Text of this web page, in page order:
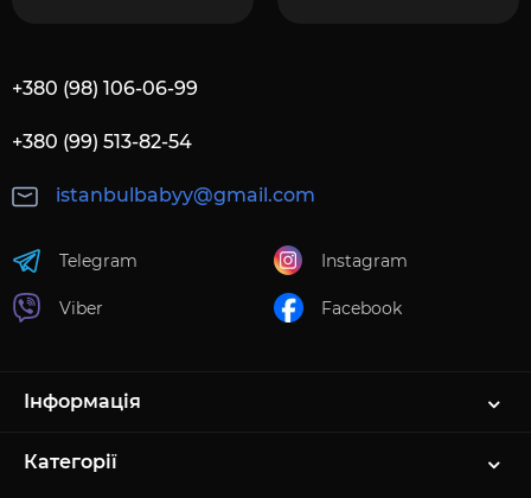
+380 (98) 106-06-99
+380 (99) 513-82-54
istanbulbabyy@gmail.com
Telegram
Viber
Instagram
Facebook
Інформація
Категорії